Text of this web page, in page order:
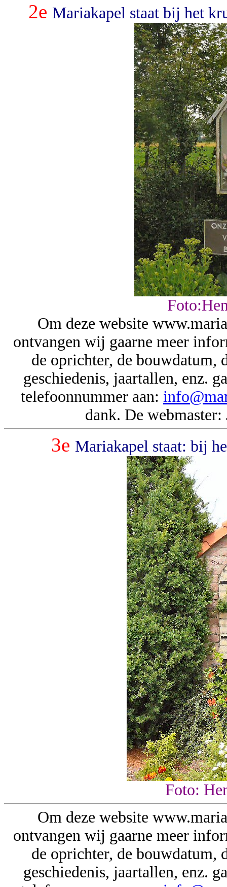
2e Mariakapel staat bij het
Om deze website
ontvangen wij gaarne meer
de oprichter, de bouwdatum,
geschiedenis, jaartallen, enz.
telefoonnummer aan:
dank. De
3e Mariakapel staat: bij
Foto:
Om deze website
ontvangen wij gaarne meer
de oprichter, de bouwdatum,
geschiedenis, jaartallen, enz.